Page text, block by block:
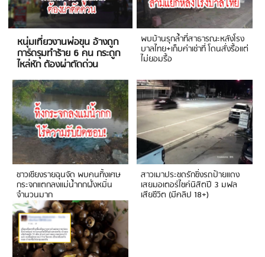
หนุ่มเที่ยวงานพ่อขุน อ้างถูก
การ์ดรุมทำร้าย 6 คน กระดูก
ไหล่หัก ต้องผ่าตัดด่วน
พบบ้านรุกล้ำที่สาธารณะหลังโรง
บาลไทย+เก็บค่าเช่าที่ โดนสั่งรื้อแต่
ไม่ยอมรื้อ
ชาวเชียงรายฉุนจัด พบคนทิ้งเศษ
กระจกแตกลงแม่น้ำกกฝั่งหมิ่น
จำนวนมาก
สาวเมาประชดรักซิ่งรถป้ายแดง
เสยมอเตอร์ไซค์นิสิตปี 3 มฟล
เสียชีวิต (มีคลิป 18+)